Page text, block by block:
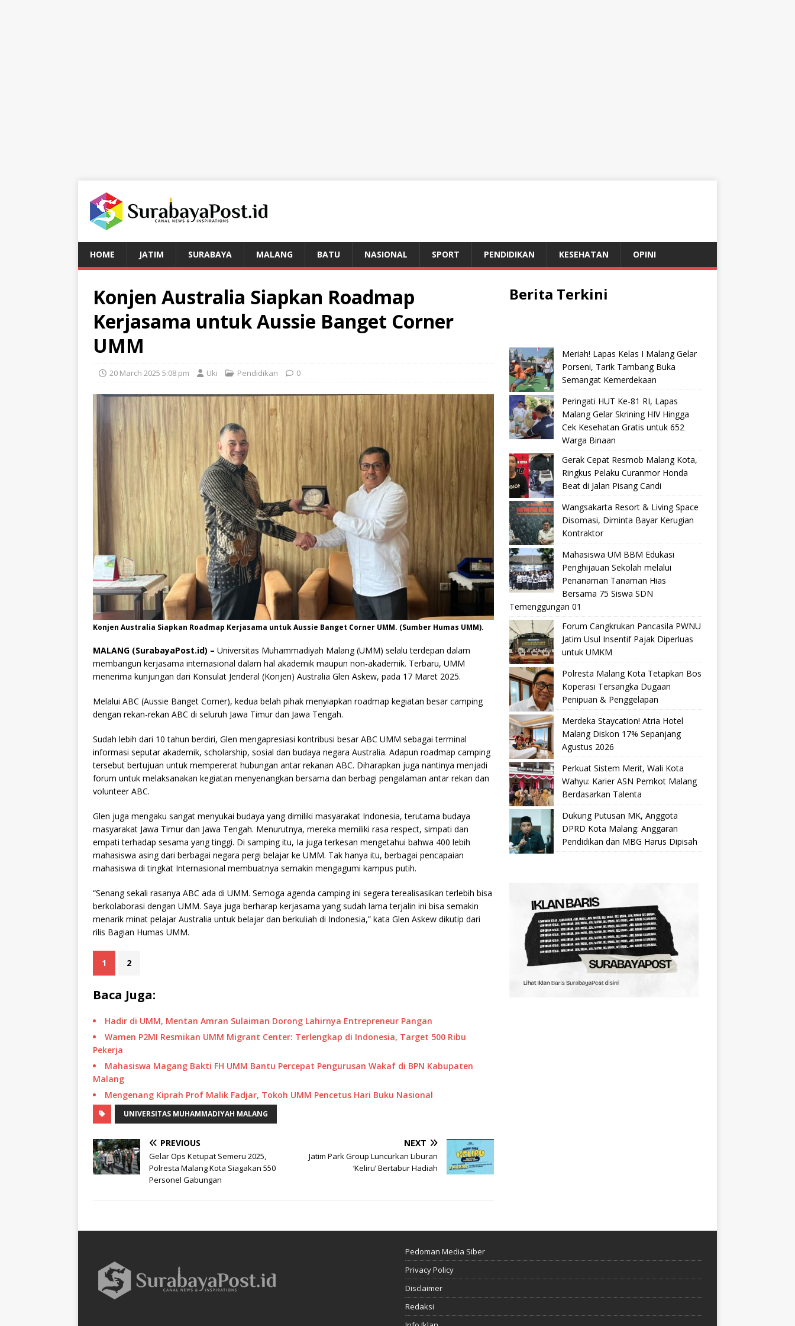
HOME JATIM SURABAYA MALANG BATU NASIONAL SPORT PENDIDIKAN KESEHATAN OPINI
Konjen Australia Siapkan Roadmap
Kerjasama untuk Aussie Banget Corner
UMM
20 March 2025 5:08 pm Uki Pendidikan 0
Konjen Australia Siapkan Roadmap Kerjasama untuk Aussie Banget Corner UMM. (Sumber Humas UMM).
MALANG (SurabayaPost.id) – Universitas Muhammadiyah Malang (UMM) selalu terdepan dalam
membangun kerjasama internasional dalam hal akademik maupun non-akademik. Terbaru, UMM
menerima kunjungan dari Konsulat Jenderal (Konjen) Australia Glen Askew, pada 17 Maret 2025.
Melalui ABC (Aussie Banget Corner), kedua belah pihak menyiapkan roadmap kegiatan besar camping
dengan rekan-rekan ABC di seluruh Jawa Timur dan Jawa Tengah.
Sudah lebih dari 10 tahun berdiri, Glen mengapresiasi kontribusi besar ABC UMM sebagai terminal
informasi seputar akademik, scholarship, sosial dan budaya negara Australia. Adapun roadmap camping
tersebut bertujuan untuk mempererat hubungan antar rekanan ABC. Diharapkan juga nantinya menjadi
forum untuk melaksanakan kegiatan menyenangkan bersama dan berbagi pengalaman antar rekan dan
volunteer ABC.
Glen juga mengaku sangat menyukai budaya yang dimiliki masyarakat Indonesia, terutama budaya
masyarakat Jawa Timur dan Jawa Tengah. Menurutnya, mereka memiliki rasa respect, simpati dan
empati terhadap sesama yang tinggi. Di samping itu, Ia juga terkesan mengetahui bahwa 400 lebih
mahasiswa asing dari berbagai negara pergi belajar ke UMM. Tak hanya itu, berbagai pencapaian
mahasiswa di tingkat Internasional membuatnya semakin mengagumi kampus putih.
“Senang sekali rasanya ABC ada di UMM. Semoga agenda camping ini segera terealisasikan terlebih bisa
berkolaborasi dengan UMM. Saya juga berharap kerjasama yang sudah lama terjalin ini bisa semakin
menarik minat pelajar Australia untuk belajar dan berkuliah di Indonesia,” kata Glen Askew dikutip dari
rilis Bagian Humas UMM.
1 2
Baca Juga:
Hadir di UMM, Mentan Amran Sulaiman Dorong Lahirnya Entrepreneur Pangan
Wamen P2MI Resmikan UMM Migrant Center: Terlengkap di Indonesia, Target 500 Ribu
Pekerja
Mahasiswa Magang Bakti FH UMM Bantu Percepat Pengurusan Wakaf di BPN Kabupaten
Malang
Mengenang Kiprah Prof Malik Fadjar, Tokoh UMM Pencetus Hari Buku Nasional
UNIVERSITAS MUHAMMADIYAH MALANG
PREVIOUS
Gelar Ops Ketupat Semeru 2025,
Polresta Malang Kota Siagakan 550
Personel Gabungan
NEXT
Jatim Park Group Luncurkan Liburan
‘Keliru’ Bertabur Hadiah
Berita Terkini
Meriah! Lapas Kelas I Malang Gelar
Porseni, Tarik Tambang Buka
Semangat Kemerdekaan
Peringati HUT Ke-81 RI, Lapas
Malang Gelar Skrining HIV Hingga
Cek Kesehatan Gratis untuk 652
Warga Binaan
Gerak Cepat Resmob Malang Kota,
Ringkus Pelaku Curanmor Honda
Beat di Jalan Pisang Candi
Wangsakarta Resort & Living Space
Disomasi, Diminta Bayar Kerugian
Kontraktor
Mahasiswa UM BBM Edukasi
Penghijauan Sekolah melalui
Penanaman Tanaman Hias
Bersama 75 Siswa SDN
Temenggungan 01
Forum Cangkrukan Pancasila PWNU
Jatim Usul Insentif Pajak Diperluas
untuk UMKM
Polresta Malang Kota Tetapkan Bos
Koperasi Tersangka Dugaan
Penipuan & Penggelapan
Merdeka Staycation! Atria Hotel
Malang Diskon 17% Sepanjang
Agustus 2026
Perkuat Sistem Merit, Wali Kota
Wahyu: Karier ASN Pemkot Malang
Berdasarkan Talenta
Dukung Putusan MK, Anggota
DPRD Kota Malang: Anggaran
Pendidikan dan MBG Harus Dipisah
Pedoman Media Siber
Privacy Policy
Disclaimer
Redaksi